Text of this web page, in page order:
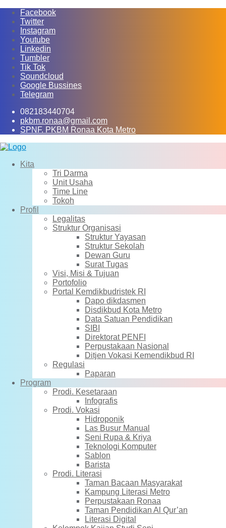
Skip
content
Facebook
Twitter
Instagram
Youtube
Linkedin
Tumbler
Tik Tok
Soundcloud
Google Bussines
Telegram
082183440704
pkbm.ronaa@gmail.com
SPNF. PKBM Ronaa Kota Metro
Kita
Tri Darma
Unit Usaha
Time Line
Tokoh
Profil
Legalitas
Struktur Organisasi
Struktur Yayasan
Struktur Sekolah
Dewan Guru
Surat Tugas
Visi, Misi & Tujuan
Portofolio
Portal Kemdikbudristek RI
Dapo dikdasmen
Disdikbud Kota Metro
Data Satuan Pendidikan
SIBI
Direktorat PENFI
Perpustakaan Nasional
Ditjen Vokasi Kemendikbud RI
Regulasi
Paparan
Program
Prodi. Kesetaraan
Infografis
Prodi. Vokasi
Hidroponik
Las Busur Manual
Seni Rupa & Kriya
Teknologi Komputer
Sablon
Barista
Prodi. Literasi
Taman Bacaan Masyarakat
Kampung Literasi Metro
Perpustakaan Ronaa
Taman Pendidikan Al Qur’an
Literasi Digital